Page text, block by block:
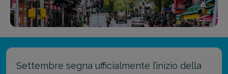
Settembre segna ufficialmente l’inizio della